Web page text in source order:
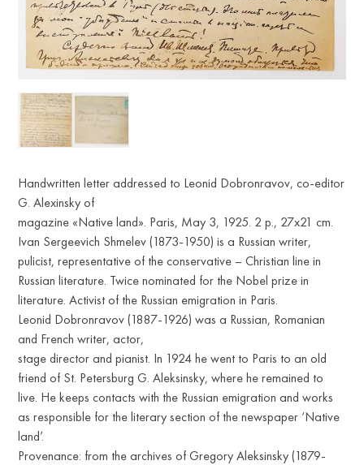
Handwritten letter addressed to Leonid Dobronravov, co-editor
G. Alexinsky of
magazine «Native land». Paris, May 3, 1925. 2 p., 27x21 cm.
Ivan Sergeevich Shmelev (1873-1950) is a Russian writer,
pulicist, representative of the conservative – Christian line in
Russian literature. Twice nominated for the Nobel prize in
literature. Activist of the Russian emigration in Paris.
Leonid Dobronravov (1887-1926) was a Russian, Romanian
and French writer, actor,
stage director and pianist. In 1924 he went to Paris to an old
friend of St. Petersburg G. Aleksinsky, where he remained to
live. He keeps contacts with the Russian emigration and works
as responsible for the literary section of the newspaper ‘Native
land’.
Provenance: from the archives of Gregory Aleksinsky (1879-